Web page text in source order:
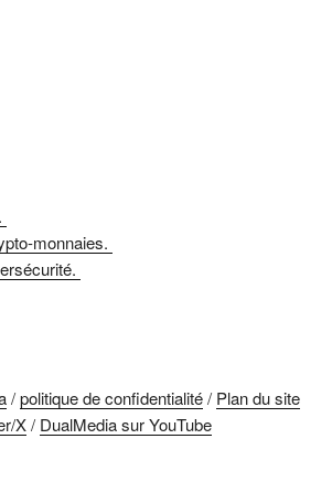
monnaies.
/politique de confidentialité/ Plan du site
X/ DualMedia sur YouTube